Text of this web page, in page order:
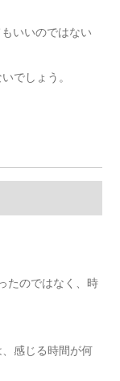
いいのではない
でしょう。
たのではなく、時
感じる時間が何